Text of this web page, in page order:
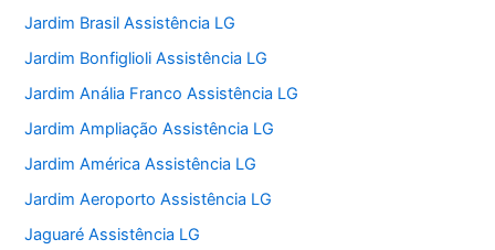
Jardim Brasil Assistência LG
Jardim Bonfiglioli Assistência LG
Jardim Anália Franco Assistência LG
Jardim Ampliação Assistência LG
Jardim América Assistência LG
Jardim Aeroporto Assistência LG
Jaguaré Assistência LG